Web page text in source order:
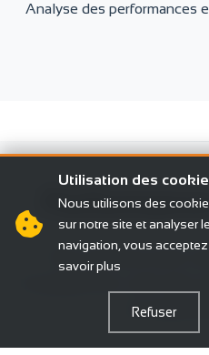
Analyse des performances
Nos contenus sont
vos
Utilisation des
Nous utilisons des
sur notre site et analyser
navigation, vous
savoir plus
Refuser